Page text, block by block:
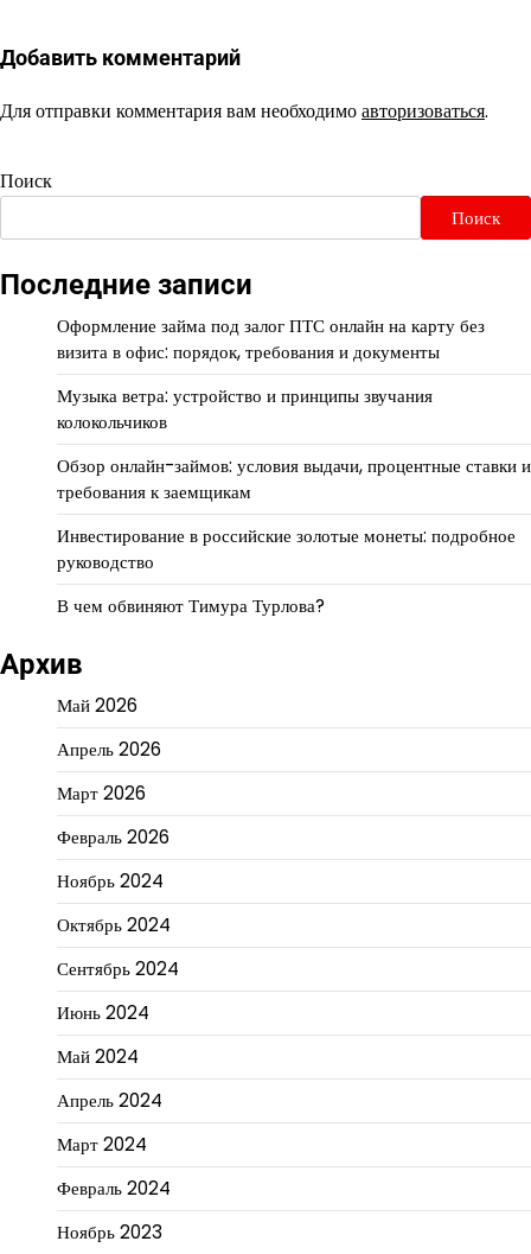
Добавить комментарий
Для отправки комментария вам необходимоавторизоваться.
Поиск
Поиск
Последние записи
Оформление займа под залог ПТС онлайн на карту без
визита в офис: порядок, требования и документы
Музыка ветра: устройство и принципы звучания
колокольчиков
Обзор онлайн-займов: условия выдачи, процентные ставки и
требования к заемщикам
Инвестирование в российские золотые монеты: подробное
руководство
В чем обвиняют Тимура Турлова?
Архив
Май 2026
Апрель 2026
Март 2026
Февраль 2026
Ноябрь 2024
Октябрь 2024
Сентябрь 2024
Июнь 2024
Май 2024
Апрель 2024
Март 2024
Февраль 2024
Ноябрь 2023